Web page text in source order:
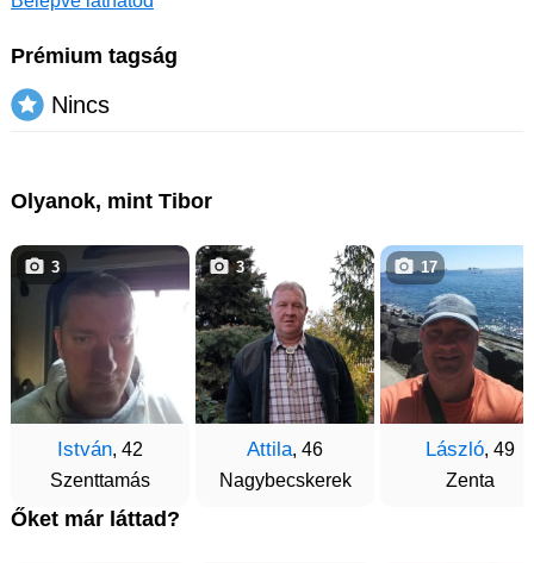
Prémium tagság
Nincs
Olyanok, mint Tibor
István, 42
Szenttamás
3
Attila, 46
Nagybecskerek
3
László, 49
Zenta
17
Őket már láttad?